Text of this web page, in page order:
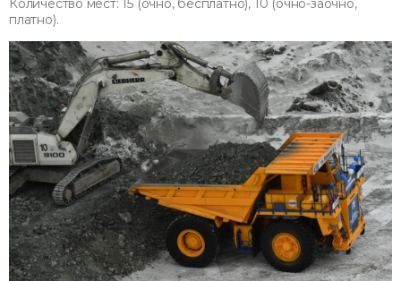
Количество мест: 15 (очно, бесплатно), 10 (очно-заочно,
платно).